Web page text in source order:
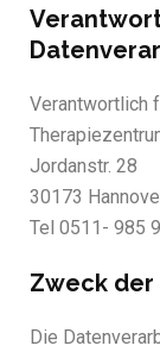
Verantwortlich
Jordanstr. 28
30173
Tel 0511- 985
Zweck
Die